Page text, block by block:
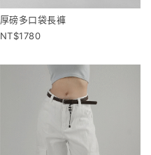
厚磅多口袋長褲
1780